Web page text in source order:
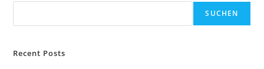
SUCHEN
Recent Posts